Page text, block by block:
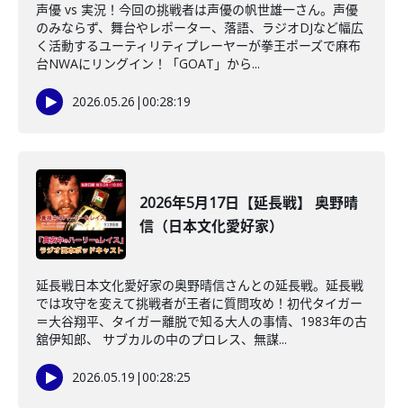
声優 vs 実況！今回の挑戦者は声優の帆世雄一さん。声優
のみならず、舞台やレポーター、落語、ラジオDJなど幅広
く活動するユーティリティプレーヤーが拳王ポーズで麻布
台NWAにリングイン！「GOAT」から...
2026.05.26 |00:28:19
2026年5月17日【延長戦】 奥野晴
信（日本文化愛好家）
延長戦日本文化愛好家の奥野晴信さんとの延長戦。延長戦
では攻守を変えて挑戦者が王者に質問攻め！初代タイガー
＝大谷翔平、タイガー離脱で知る大人の事情、1983年の古
舘伊知郎、 サブカルの中のプロレス、無謀...
2026.05.19 |00:28:25